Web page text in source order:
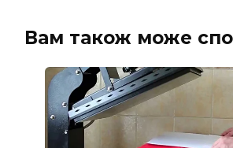
Вам також може